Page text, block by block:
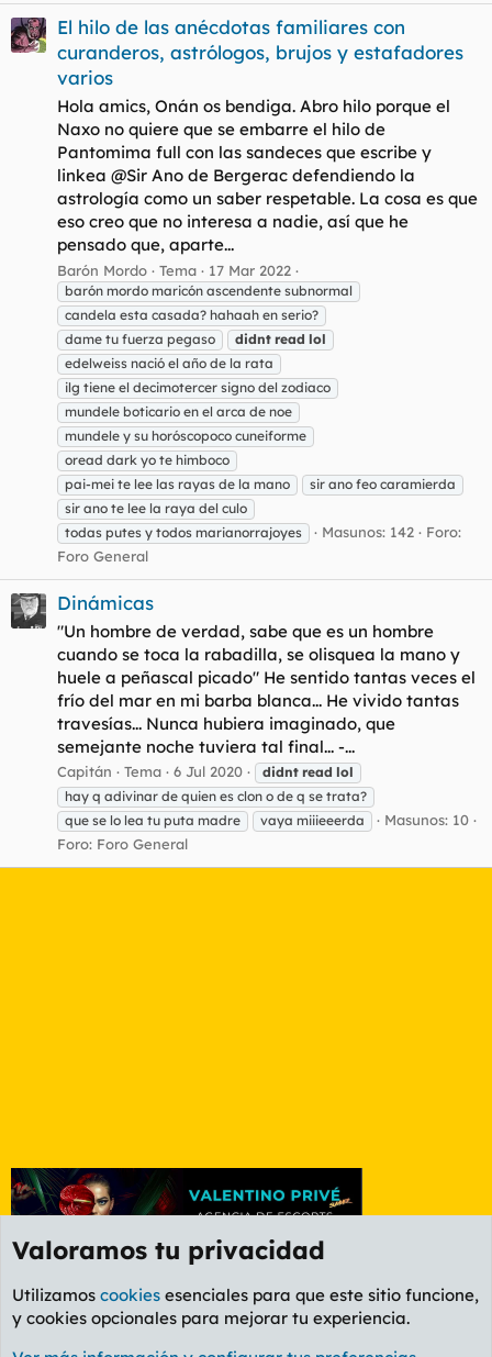
El hilo de las anécdotas familiares con
curanderos, astrólogos, brujos y estafadores
varios
Hola amics, Onán os bendiga. Abro hilo porque el
Naxo no quiere que se embarre el hilo de
Pantomima full con las sandeces que escribe y
linkea @Sir Ano de Bergerac defendiendo la
astrología como un saber respetable. La cosa es que
eso creo que no interesa a nadie, así que he
pensado que, aparte...
Barón Mordo Tema 17 Mar 2022
barón mordo maricón ascendente subnormal
candela esta casada? hahaah en serio?
dame tu fuerza pegaso
didnt read lol
edelweiss nació el año de la rata
ilg tiene el decimotercer signo del zodiaco
mundele boticario en el arca de noe
mundele y su horóscopoco cuneiforme
oread dark yo te himboco
pai-mei te lee las rayas de la mano
sir ano feo caramierda
sir ano te lee la raya del culo
todas putes y todos marianorrajoyes
Masunos: 142
Foro:
Foro General
Dinámicas
"Un hombre de verdad, sabe que es un hombre
cuando se toca la rabadilla, se olisquea la mano y
huele a peñascal picado" He sentido tantas veces el
frío del mar en mi barba blanca... He vivido tantas
travesías... Nunca hubiera imaginado, que
semejante noche tuviera tal final... -...
Capitán Tema 6 Jul 2020 didnt read lol
hay q adivinar de quien es clon o de q se trata?
que se lo lea tu puta madre
vaya miiieeerda
Masunos: 10
Foro: Foro General
Etiquetas
Valoramos tu privacidad
Utilizamos cookies esenciales para que este sitio funcione,
y cookies opcionales para mejorar tu experiencia.